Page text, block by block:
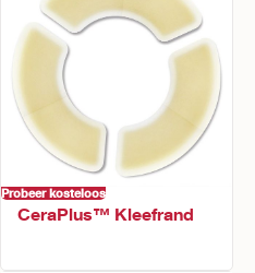
Probeer kosteloos
CeraPlus™ Kleefrand